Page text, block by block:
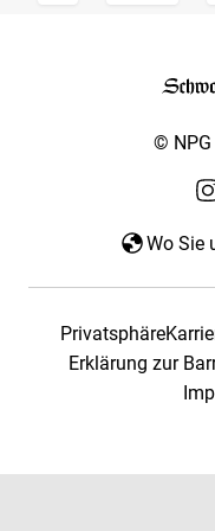
©
Wo Sie
Privatsphäre
Erklärung zur